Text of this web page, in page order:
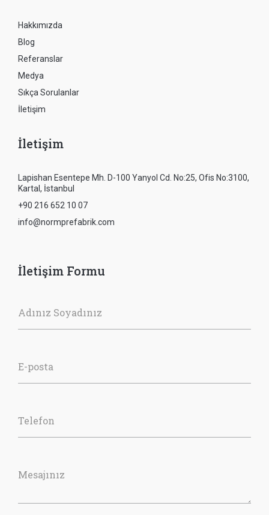
Hakkımızda
Blog
Referanslar
Medya
Sıkça Sorulanlar
İletişim
İletişim
Lapishan Esentepe Mh. D-100 Yanyol Cd. No:25, Ofis No:3100,
Kartal, İstanbul
+90 216 652 10 07
info@normprefabrik.com
İletişim Formu
Adınız Soyadınız
E-posta
Telefon
Mesajınız